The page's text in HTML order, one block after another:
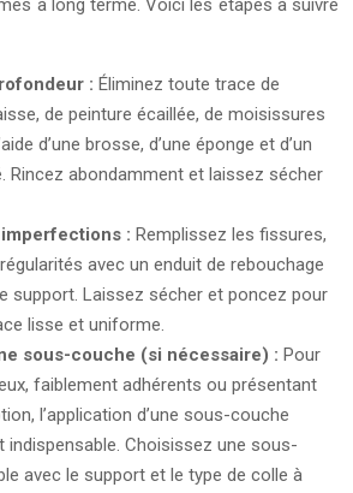
à long terme. Voici les étapes à suivre
: Éliminez toute trace de
de peinture écaillée, de moisissures
d’une brosse, d’une éponge et d’un
Rincez abondamment et laissez sécher
: Remplissez les fissures,
avec un enduit de rebouchage
support. Laissez sécher et poncez pour
lisse et uniforme.
sous-couche (si nécessaire) : Pour
faiblement adhérents ou présentant
l’application d’une sous-couche
indispensable. Choisissez une sous-
avec le support et le type de colle à